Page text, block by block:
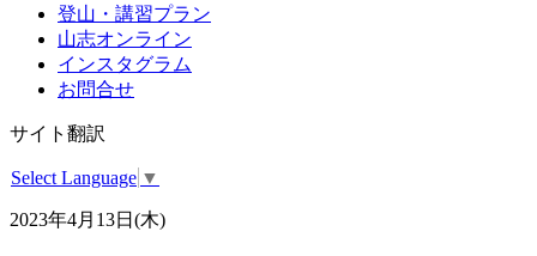
登山・講習プラン
山志オンライン
インスタグラム
お問合せ
サイト翻訳
Select Language ▼
2023年4月13日(木)